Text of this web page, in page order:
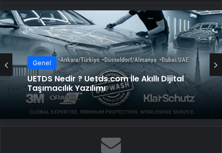
Genel
UETDS Nedir ? Uetds.com İle Akıllı Dijital
Taşımacılık Yazılımı